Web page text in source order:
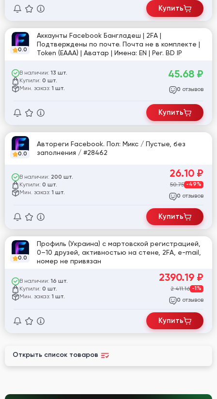
Купить
0.0
Аккаунты Facebook Бангладеш | 2FA |
Подтверждены по почте. Почта не в комплекте |
Token (EAAA) | Аватар | Имена: EN | Рег. BD IP
В наличии: 13 шт.
Купили: 0 шт.
Мин. заказ: 1 шт.
45.68 ₽
0 отзывов
Купить
0.0
Автореги Facebook. Пол: Микс / Пустые, без
заполнения / #28462
В наличии: 200 шт.
Купили: 0 шт.
Мин. заказ: 1 шт.
26.10 ₽
50.75 -49%
0 отзывов
Купить
0.0
Профиль (Украина) с мартовской регистрацией,
0–10 друзей, активностью на стене, 2FA, e-mail,
номер не привязан
В наличии: 16 шт.
Купили: 0 шт.
Мин. заказ: 1 шт.
2390.19 ₽
2 411.16 -1%
0 отзывов
Купить
Открыть список товаров